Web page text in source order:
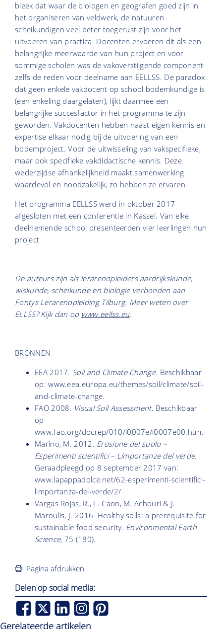
bleek dat waar de biologen en geografen goed zijn in
het organiseren van veldwerk, de natuuren
scheikundigen veel beter toegerust zijn voor het
uitvoeren van practica. Docenten ervoeren dit als een
belangrijke meerwaarde van hun project en voor
sommige scholen was de vakoverstijgende component
zelfs de reden voor deelname aan EELLSS. De paradox
dat geen enkele vakdocent op school bodemkundige is
(een enkeling daargelaten), lijkt daarmee een
belangrijke succesfactor in het programma te zijn
geworden. Vakdocenten hebben naast eigen kennis en
expertise elkaar nodig bij de uitvoering van een
bodemproject. Voor de uitwisseling van vakspecifieke,
maar ook specifieke vakdidactische kennis. Deze
wederzijdse afhankelijkheid maakt samenwerking
waardevol en noodzakelijk, zo hebben ze ervaren.
Het programma EELLSS werd in oktober 2017
afgesloten met een conferentie in Kassel. Van elke
deelnemende school presenteerden vier leerlingen hun
project.
De auteurs zijn als lerarenopleiders aardrijkskunde,
wiskunde, scheikunde en biologie verbonden aan
Fontys Lerarenopleiding Tilburg. Meer weten over
ELLSS? Kijk dan op www.eellss.eu.
BRONNEN
EEA 2017. Soil and Climate Change. Beschikbaar
op: www.eea.europa.eu/themes/soil/climate/soil-
and-climate-change.
FAO 2008. Visual Soil Assessment. Beschikbaar
op
www.fao.org/docrep/010/i0007e/i0007e00.htm.
Marino, M. 2012. Erosione del suolo –
Esperimenti scientifici – Límportanze del verde.
Geraadpleegd op 8 september 2017 van:
www.lapappadolce.net/62-esperimenti-scientifici-
limportanza-del-verde/2/
Vargas Rojas, R., L. Caon, M. Achouri & J.
Maroulis, J. 2016. Healthy soils: a prerequisite for
sustainable food security. Environmental Earth
Science, 75 (180).
Pagina afdrukken
Delen op social media:
Gerelateerde artikelen